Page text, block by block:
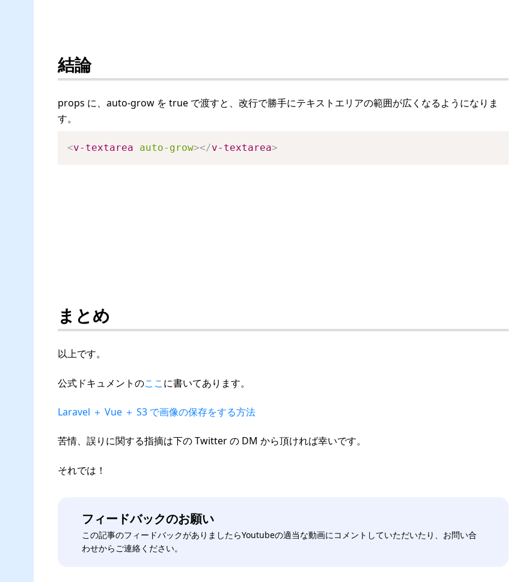
結論
props に、auto-grow を true で渡すと、改行で勝手にテキストエリアの範囲が広くなるようになりま
す。
<v-textarea auto-grow></v-textarea>
まとめ
以上です。
公式ドキュメントのここに書いてあります。
Laravel ＋ Vue ＋ S3 で画像の保存をする方法
苦情、誤りに関する指摘は下の Twitter の DM から頂ければ幸いです。
それでは！
フィードバックのお願い
この記事のフィードバックがありましたらYoutubeの適当な動画にコメントしていただいたり、お問い合
わせからご連絡ください。